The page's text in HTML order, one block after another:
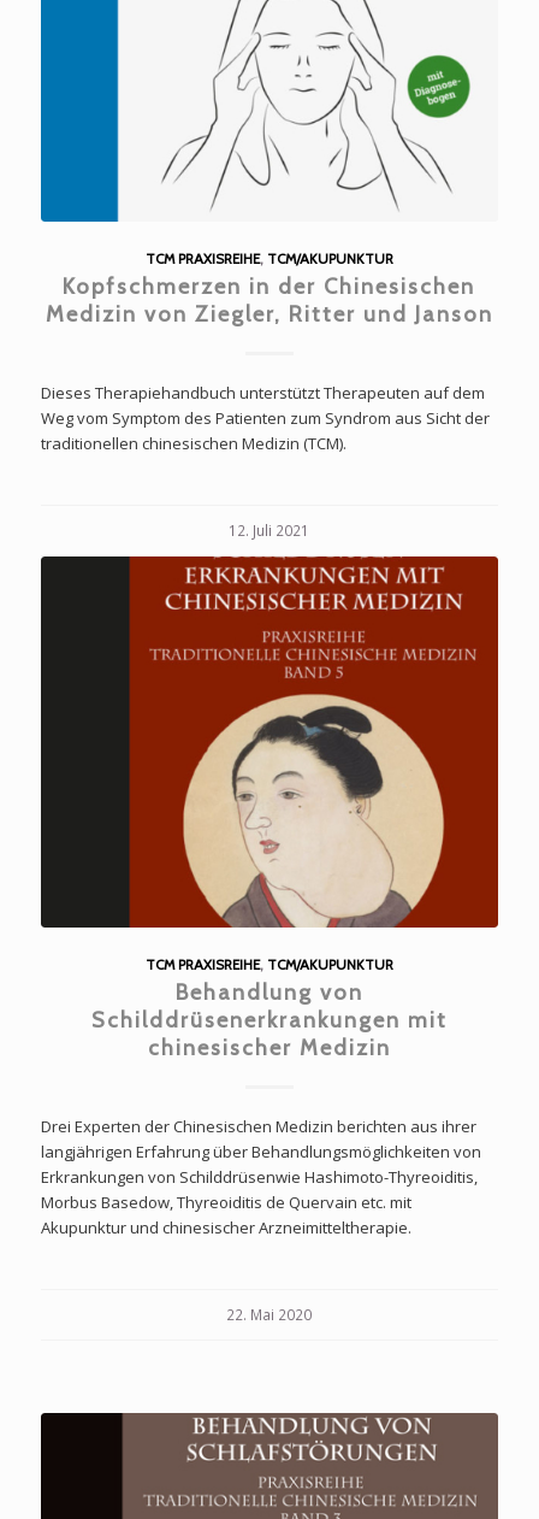
TCM PRAXISREIHE, TCM/AKUPUNKTUR
Kopfschmerzen in der Chinesischen
Medizin von Ziegler, Ritter und Janson
Dieses Therapiehandbuch unterstützt Therapeuten auf dem
Weg vom Symptom des Patienten zum Syndrom aus Sicht der
traditionellen chinesischen Medizin (TCM).
12. Juli 2021
TCM PRAXISREIHE, TCM/AKUPUNKTUR
Behandlung von
Schilddrüsenerkrankungen mit
chinesischer Medizin
Drei Experten der Chinesischen Medizin berichten aus ihrer
langjährigen Erfahrung über Behandlungsmöglichkeiten von
Erkrankungen von Schilddrüsenwie Hashimoto-Thyreoiditis,
Morbus Basedow, Thyreoiditis de Quervain etc. mit
Akupunktur und chinesischer Arzneimitteltherapie.
22. Mai 2020